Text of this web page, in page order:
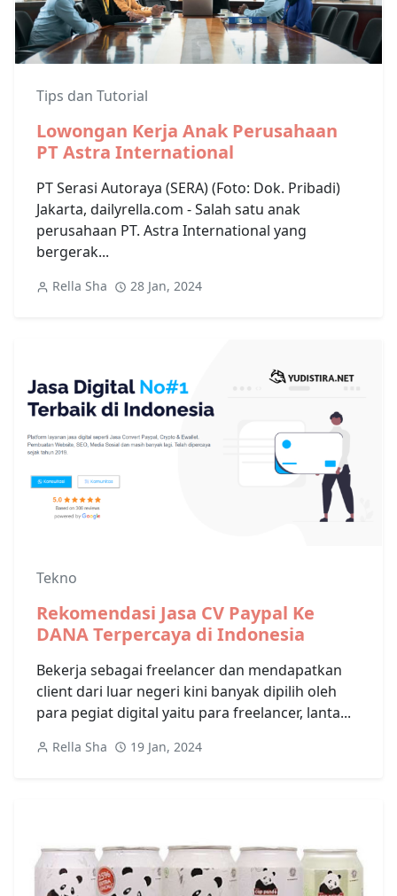
Tips dan Tutorial
Lowongan Kerja Anak Perusahaan
PT Astra International
PT Serasi Autoraya (SERA) (Foto: Dok. Pribadi)
Jakarta, dailyrella.com - Salah satu anak
perusahaan PT. Astra International yang
bergerak...
Rella Sha 28 Jan, 2024
Tekno
Rekomendasi Jasa CV Paypal Ke
DANA Terpercaya di Indonesia
Bekerja sebagai freelancer dan mendapatkan
client dari luar negeri kini banyak dipilih oleh
para pegiat digital yaitu para freelancer, lanta...
Rella Sha 19 Jan, 2024